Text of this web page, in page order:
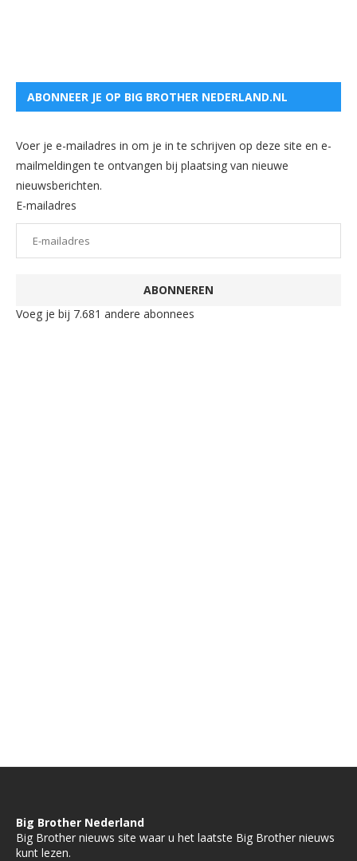
ABONNEER JE OP BIG BROTHER NEDERLAND.NL
Voer je e-mailadres in om je in te schrijven op deze site en e-
mailmeldingen te ontvangen bij plaatsing van nieuwe
nieuwsberichten.
E-mailadres
ABONNEREN
Voeg je bij 7.681 andere abonnees
Big Brother Nederland
Big Brother nieuws site waar u het laatste Big Brother nieuws
kunt lezen.